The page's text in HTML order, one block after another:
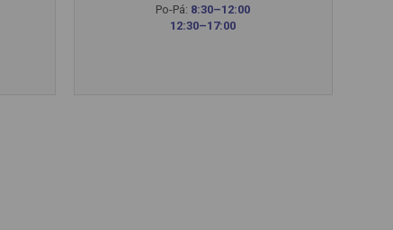
Po-Pá: 8:30–12:00
12:30–17:00